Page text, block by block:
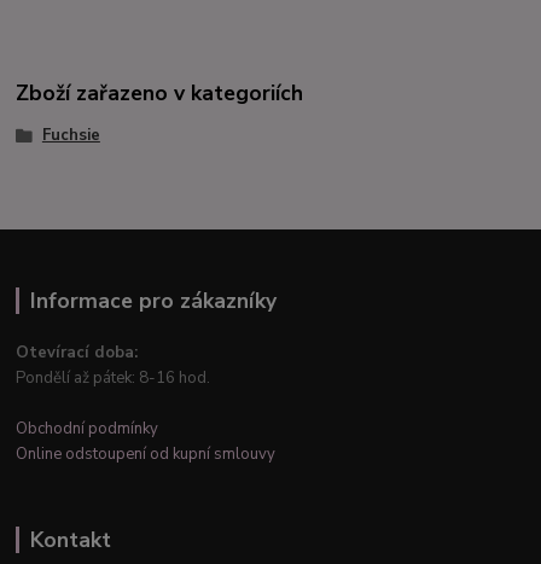
Zboží zařazeno v kategoriích
Fuchsie
Informace pro zákazníky
Otevírací doba:
Pondělí až pátek: 8-16 hod.
Obchodní podmínky
Online odstoupení od kupní smlouvy
Kontakt